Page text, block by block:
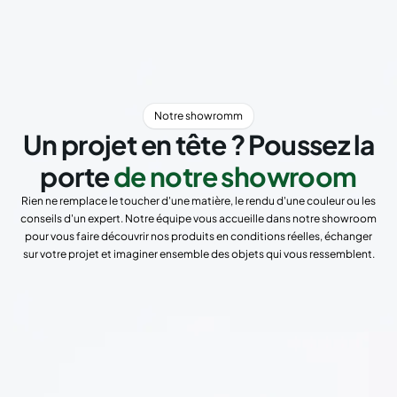
Notre showromm
Un projet en tête ? Poussez la
portede notre showroom
Rien ne remplace le toucher d'une matière, le rendu d'une couleur ou les
conseils d'un expert. Notre équipe vous accueille dans notre showroom
pour vous faire découvrir nos produits en conditions réelles, échanger
sur votre projet et imaginer ensemble des objets qui vous ressemblent.